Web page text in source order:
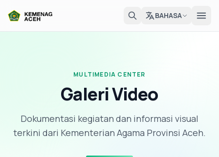
BAHASA
MULTIMEDIA CENTER
Galeri Video
Dokumentasi kegiatan dan informasi visual
terkini dari Kementerian Agama Provinsi Aceh.